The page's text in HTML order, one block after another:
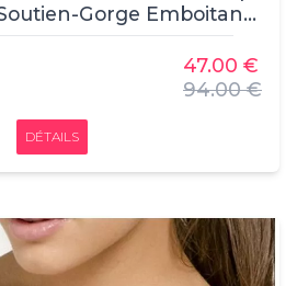
Gorge Emboitant,
, 45% Polyamide - 34%
- 21% Elasthanne47.00 €
94.00 €
DÉTAILS